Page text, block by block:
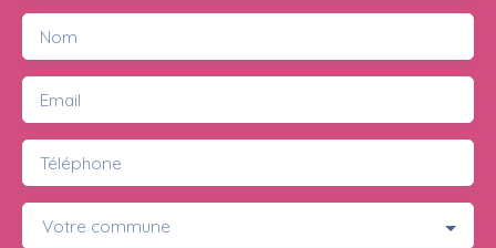
Nom
Email
Téléphone
Votre commune